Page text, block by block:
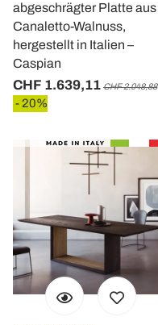
abgeschrägter Platte aus
Canaletto-Walnuss,
hergestellt in Italien –
Caspian
CHF 1.639,11 CHF 2.048,88
- 20%